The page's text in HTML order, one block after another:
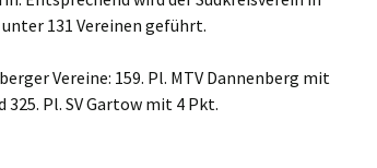
131 Vereinen geführt.
Vereine: 159. Pl. MTV Dannenberg mit
325. Pl. SV Gartow mit 4 Pkt.